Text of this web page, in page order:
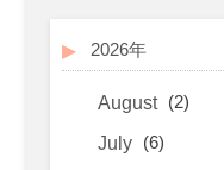
2026年
August (2)
July (6)